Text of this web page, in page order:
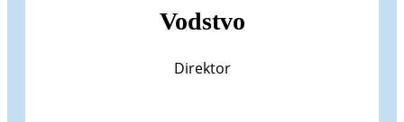
Vodstvo
Direktor